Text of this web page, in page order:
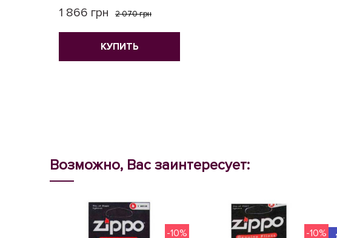
1 866 грн 2 070 грн
КУПИТЬ
Возможно, Вас заинтересует:
-10% -10%